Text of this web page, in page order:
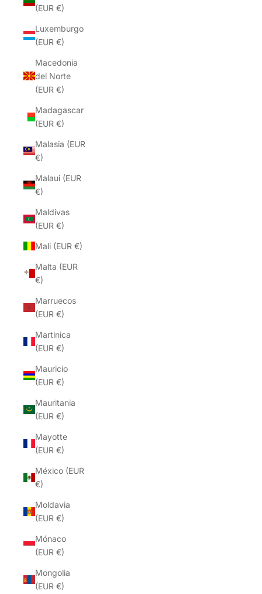
(EUR €)
Luxemburgo
(EUR €)
Macedonia
del Norte
(EUR €)
Madagascar
(EUR €)
Malasia (EUR
€)
Malaui (EUR
€)
Maldivas
(EUR €)
Mali (EUR €)
Malta (EUR
€)
Marruecos
(EUR €)
Martinica
(EUR €)
Mauricio
(EUR €)
Mauritania
(EUR €)
Mayotte
(EUR €)
México (EUR
€)
Moldavia
(EUR €)
Mónaco
(EUR €)
Mongolia
(EUR €)